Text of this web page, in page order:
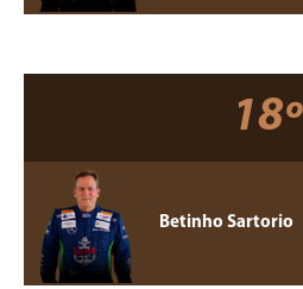
18º
Betinho Sartorio